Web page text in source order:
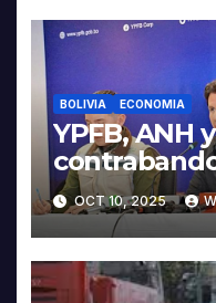
BOLIVIA ECONOMIA
YPFB, ANH
OCT 10, 2025